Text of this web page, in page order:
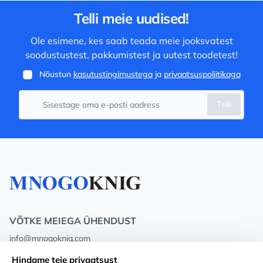
Telli meie uudised!
Ole esimene, kes saab teada meie jooksvatest
soodustustest, pakkumistest ja uutest toodetest!
Nõustun kasutustingimustegaja privaatsuspoliitikaga
Telli
VÕTKE MEIEGA ÜHENDUST
info@mnogoknig.com
Hindame teie privaatsust